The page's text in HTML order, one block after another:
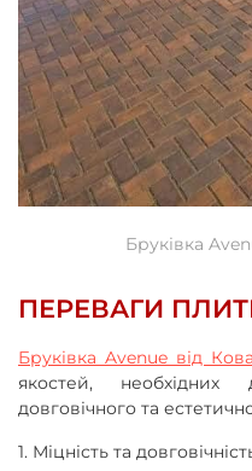
Бруківка
ПЕРЕВАГИ
Бруківка Avenue від
якостей, необхідних
довговічного та
1. Міцність та